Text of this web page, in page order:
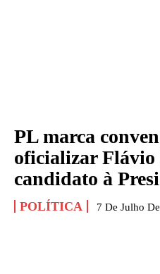
PL marca
oficializar Flávio
candidato à
POLÍTICA 7 De Julho